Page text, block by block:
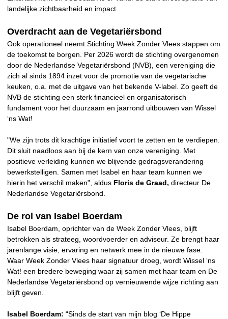
landelijke zichtbaarheid en impact.
Overdracht aan de Vegetariërsbond
Ook operationeel neemt Stichting Week Zonder Vlees stappen om
de toekomst te borgen. Per 2026 wordt de stichting overgenomen
door de Nederlandse Vegetariërsbond (NVB), een vereniging die
zich al sinds 1894 inzet voor de promotie van de vegetarische
keuken, o.a. met de uitgave van het bekende V-label. Zo geeft de
NVB de stichting een sterk financieel en organisatorisch
fundament voor het duurzaam en jaarrond uitbouwen van Wissel
‘ns Wat!
"We zijn trots dit krachtige initiatief voort te zetten en te verdiepen.
Dit sluit naadloos aan bij de kern van onze vereniging. Met
positieve verleiding kunnen we blijvende gedragsverandering
bewerkstelligen. Samen met Isabel en haar team kunnen we
hierin het verschil maken", aldus Floris de Graad, directeur De
Nederlandse Vegetariërsbond.
De rol van Isabel Boerdam
Isabel Boerdam, oprichter van de Week Zonder Vlees, blijft
betrokken als strateeg, woordvoerder en adviseur. Ze brengt haar
jarenlange visie, ervaring en netwerk mee in de nieuwe fase.
Waar Week Zonder Vlees haar signatuur droeg, wordt Wissel ‘ns
Wat! een bredere beweging waar zij samen met haar team en De
Nederlandse Vegetariërsbond op vernieuwende wijze richting aan
blijft geven.
Isabel Boerdam: “Sinds de start van mijn blog ‘De Hippe